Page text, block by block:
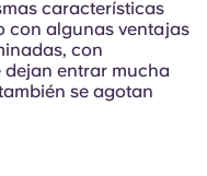
características
con algunas ventajas
con
dejan entrar mucha
se agotan